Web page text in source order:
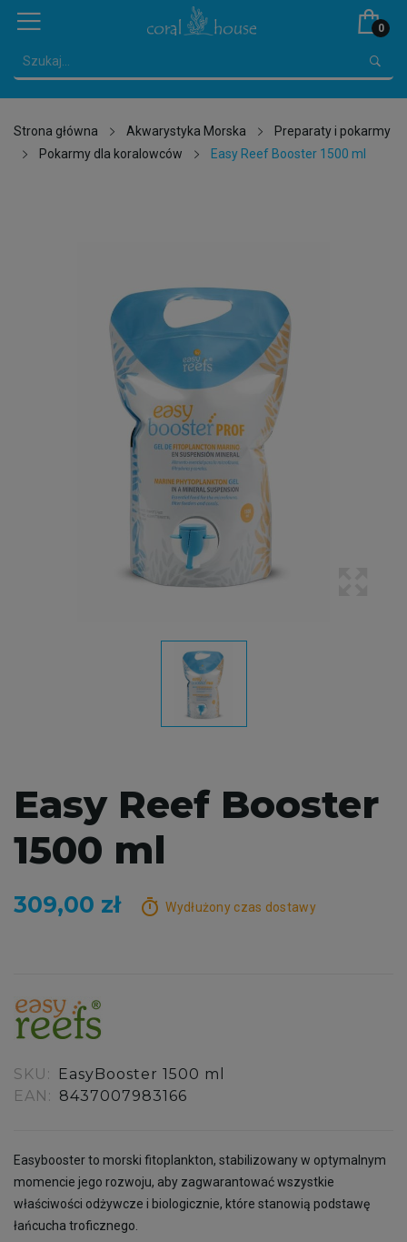
0
Strona główna Akwarystyka Morska
Preparaty i pokarmy
Pokarmy dla koralowców
Easy Reef Booster 1500 ml
Easy Reef Booster
1500 ml
309,00 zł timer Wydłużony czas dostawy
SKU:
EasyBooster 1500 ml
EAN: 8437007983166
Easybooster to morski fitoplankton, stabilizowany w optymalnym
momencie jego rozwoju, aby zagwarantować wszystkie
właściwości odżywcze i biologicznie, które stanowią podstawę
łańcucha troficznego.